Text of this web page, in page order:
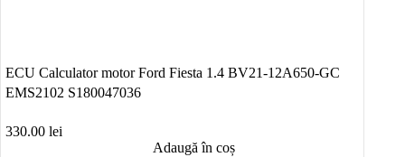
ECU Calculator motor Ford Fiesta 1.4 BV21-12A650-GC
EMS2102 S180047036
330.00 lei
Adaugă în coș